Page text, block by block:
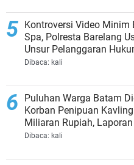
Kontroversi Video Minim
Spa, Polresta Barelang
Unsur Pelanggaran
Dibaca: kali
Puluhan Warga Batam
Korban Penipuan
Miliaran Rupiah,
Jalan di Tempat?
Dibaca: kali